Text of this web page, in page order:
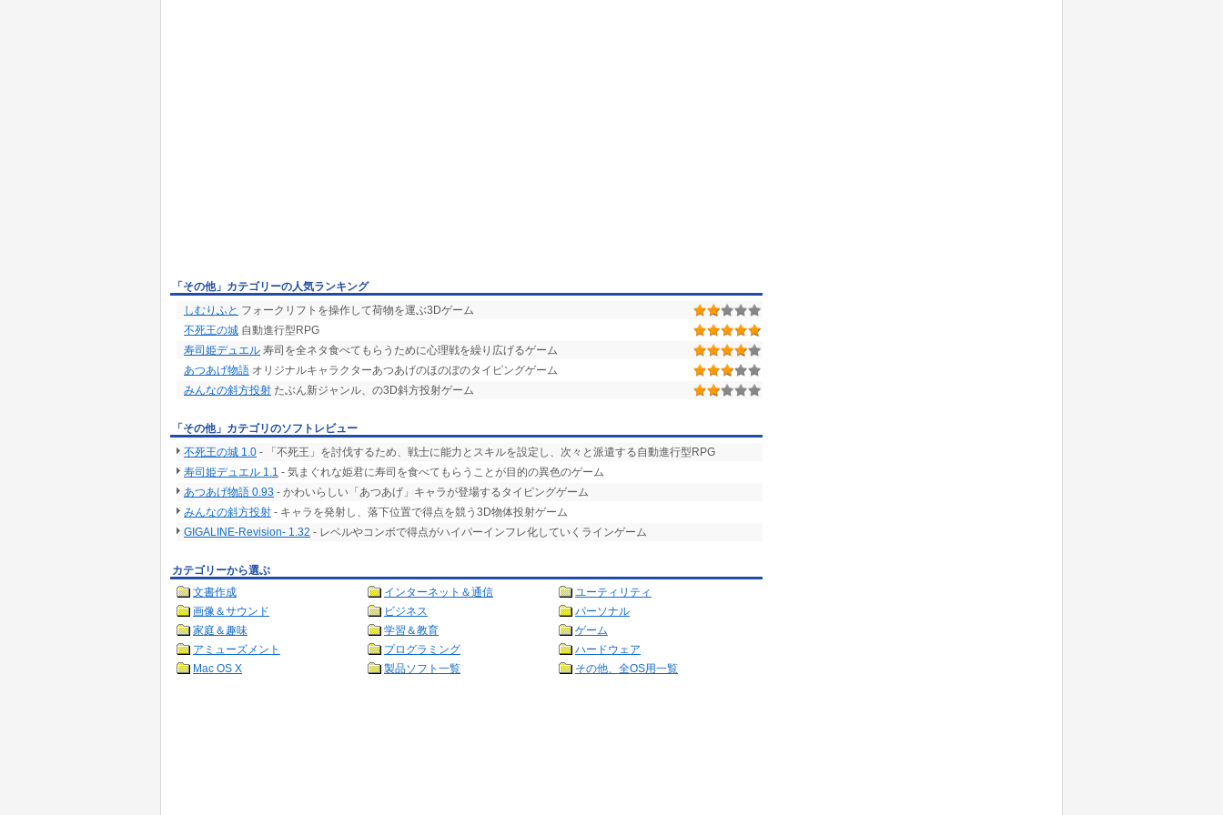
「その他」カテゴリーの人気ランキング
しむりふと フォークリフトを操作して荷物を運ぶ3Dゲーム
不死王の城 自動進行型RPG
寿司姫デュエル 寿司を全ネタ食べてもらうために心理戦を繰り広げるゲーム
あつあげ物語 オリジナルキャラクターあつあげのほのぼのタイピングゲーム
みんなの斜方投射 たぶん新ジャンル、の3D斜方投射ゲーム
「その他」カテゴリのソフトレビュー
不死王の城 1.0 - 「不死王」を討伐するため、戦士に能力とスキルを設定し、次々と派遣する自動進行型RPG
寿司姫デュエル 1.1 - 気まぐれな姫君に寿司を食べてもらうことが目的の異色のゲーム
あつあげ物語 0.93 - かわいらしい「あつあげ」キャラが登場するタイピングゲーム
みんなの斜方投射 - キャラを発射し、落下位置で得点を競う3D物体投射ゲーム
GIGALINE-Revision- 1.32 - レベルやコンボで得点がハイパーインフレ化していくラインゲーム
カテゴリーから選ぶ
文書作成
インターネット＆通信
ユーティリティ
画像＆サウンド
ビジネス
パーソナル
家庭＆趣味
学習＆教育
ゲーム
アミューズメント
プログラミング
ハードウェア
Mac OS X
製品ソフト一覧 その他、全OS用一覧